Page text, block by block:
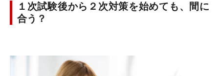
１次試験後から２次対策を始めても、間に
合う？